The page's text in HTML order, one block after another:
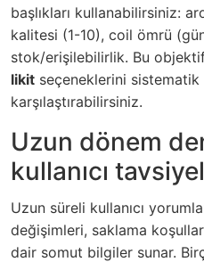
başlıkları kullanabilirsiniz:
kalitesi (1-10), coil ömrü
stok/erişilebilirlik. Bu
likit seçeneklerini
karşılaştırabilirsiniz.
Uzun dönem
kullanıcı
Uzun süreli kullanıcı
değişimleri, saklama
dair somut bilgiler sunar.